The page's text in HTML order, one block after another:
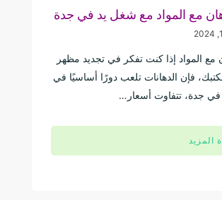
مع المواد مع شغل يد في جدة
مع المواد إذا كنت تفكر في تجديد مظهر
فإن الدهانات تلعب دورًا أساسيًا في
في جدة، تتفاوت أسعار…
المزيد